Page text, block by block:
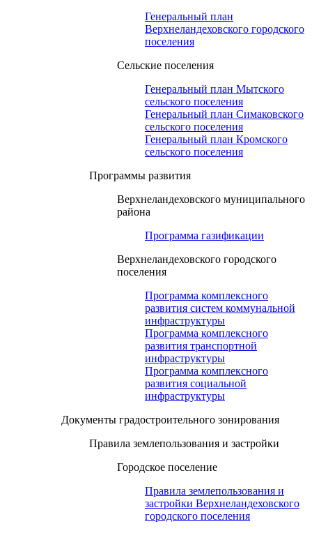
Генеральный план
Верхнеландеховского городского
поселения
Сельские поселения
Генеральный план Мытского
сельского поселения
Генеральный план Симаковского
сельского поселения
Генеральный план Кромского
сельского поселения
Программы развития
Верхнеландеховского муниципального
района
Программа газификации
Верхнеландеховского городского
поселения
Программа комплексного
развития систем коммунальной
инфраструктуры
Программа комплексного
развития транспортной
инфраструктуры
Программа комплексного
развития социальной
инфраструктуры
Документы градостроительного зонирования
Правила землепользования и застройки
Городское поселение
Правила землепользования и
застройки Верхнеландеховского
городского поселения